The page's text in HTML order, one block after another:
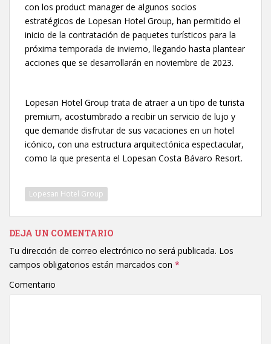
con los product manager de algunos socios
estratégicos de Lopesan Hotel Group, han permitido el
inicio de la contratación de paquetes turísticos para la
próxima temporada de invierno, llegando hasta plantear
acciones que se desarrollarán en noviembre de 2023.
Lopesan Hotel Group trata de atraer a un tipo de turista
premium, acostumbrado a recibir un servicio de lujo y
que demande disfrutar de sus vacaciones en un hotel
icónico, con una estructura arquitectónica espectacular,
como la que presenta el Lopesan Costa Bávaro Resort.
Lopesan Hotel Group
DEJA UN COMENTARIO
Tu dirección de correo electrónico no será publicada. Los
campos obligatorios están marcados con *
Comentario